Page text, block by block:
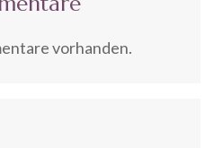
vorhanden.